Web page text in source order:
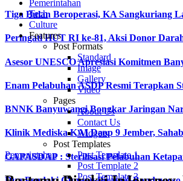
Tiga Bulan Beroperasi, KA Sangkuriang
Peringati HUT RI ke-81, Aksi Donor
Asesor UNESCO Apresiasi Komitmen
Enam Pelabuhan ASDP Resmi Terapkan
BNNK Banyuwangi Bongkar Jaringan
Klinik Mediska KAI Daop 9 Jember,
GAPASDAP : Sterilisasi Pelabuhan
Pemerintahan
Tech
Culture
Features
Post Formats
Standard
Image
Gallery
Video
Pages
About Us
Contact Us
Widgets
Post Templates
Post Template 1
Post Template 2
Post Template 3
Pemerintahan